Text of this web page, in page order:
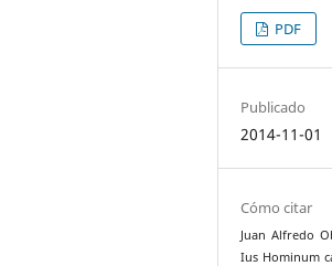
PDF
Publicado
2014-11-01
Cómo citar
Juan Alfredo
Ius Hominum